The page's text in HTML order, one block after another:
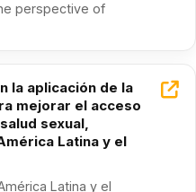
perspective of
la aplicación de la
mejorar el acceso
sexual,
Latina y el
Latina y el